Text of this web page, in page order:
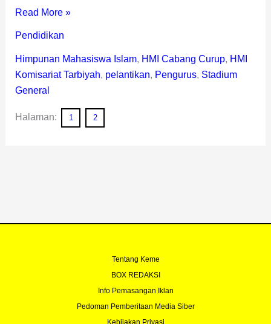
Read More »
Pendidikan
Himpunan Mahasiswa Islam, HMI Cabang Curup, HMI
Komisariat Tarbiyah, pelantikan, Pengurus, Stadium
General
Halaman: 1 2
Tentang Keme
BOX REDAKSI
Info Pemasangan Iklan
Pedoman Pemberitaan Media Siber
Kebijakan Privasi